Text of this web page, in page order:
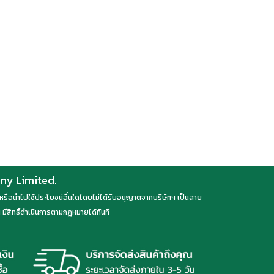
Limited.
นำไปใช้ประโยชน์อื่นใดโดยไม่ได้รับอนุญาตจากบริษัทฯ เป็นลาย
สิทธิ์ดำเนินการตามกฎหมายได้ทันที